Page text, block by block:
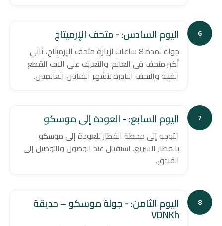
6 اليوم السادس: - متحف الإرميتاج
جولة لمدة 8 ساعات لزيارة متحف الإرميتاج، ثاني
أكبر متحف في العالم، والتعرف على آلاف القطع
الفنية والتحف النادرة لأشهر الفنانين العالميين.
7 اليوم السابع: - العودة إلى موسكو
التوجه إلى محطة القطار للعودة إلى موسكو
بالقطار السريع. استقبال عند الوصول والتوصيل إلى
الفندق.
8 اليوم الثامن: - جولة موسكو – حديقة
VDNKh